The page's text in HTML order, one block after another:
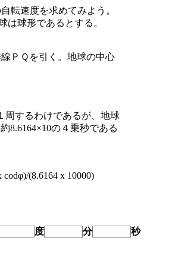
転速度を求めてみよう。
は球形であるとする。
ＰＱを引く。地球の中心
するわけであるが、地球
8.6164×10の４乗秒である
(8.6164 x 10000)
度 分 秒